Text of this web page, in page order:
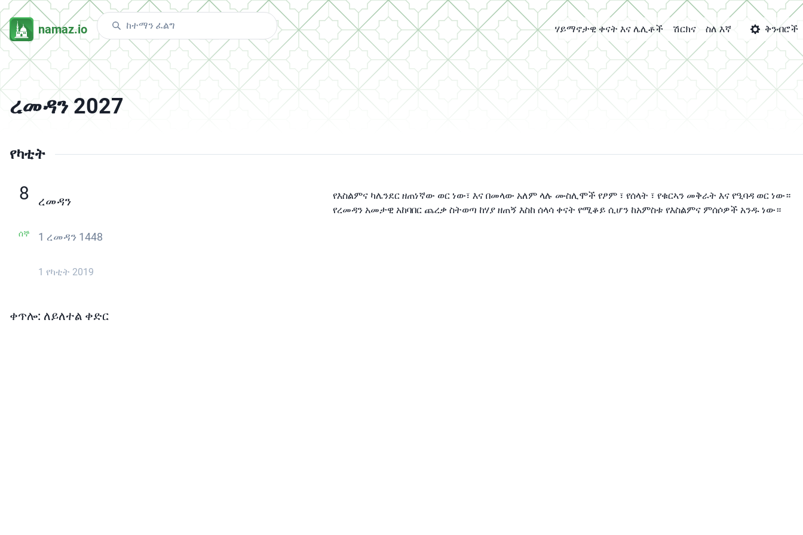
namaz.io ሃይማኖታዊ ቀናት እና ሌሊቶች ሽርክና ስለ እኛ ቅንብሮች
ረመዳን 2027
የካቲት
8
ሰኞ
ረመዳን
1 ረመዳን 1448
1 የካቲት 2019
የእስልምና ካሌንደር ዘጠነኛው ወር ነው፣ እና በመላው አለም ላሉ ሙስሊሞች የፆም ፣ የሰላት ፣ የቁርኣን መቅራት እና የዒባዳ ወር ነው።
የረመዳን አመታዊ አከባበር ጨረቃ ስትወጣ ከሃያ ዘጠኝ እስከ ሰላሳ ቀናት የሚቆይ ሲሆን ከአምስቱ የእስልምና ምሰሶዎች አንዱ ነው።
ቀጥሎ: ለይለተል ቀድር